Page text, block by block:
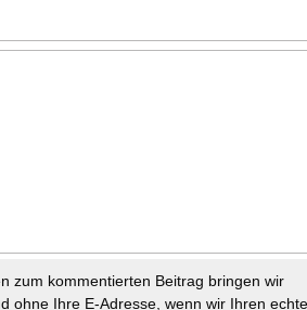
zum kommentierten Beitrag bringen wir
ohne Ihre E-Adresse, wenn wir Ihren